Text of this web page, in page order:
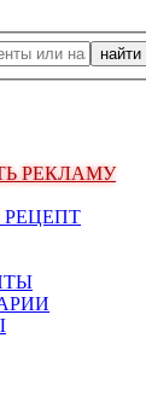
РЕКЛАМУ
РЕЦЕПТ